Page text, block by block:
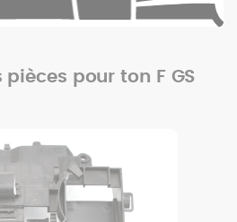
pièces pour ton F GS